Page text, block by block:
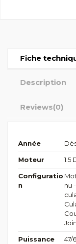
Fiche
Description
Reviews(0)
Année
Moteur 1.5
Configuratio
n
nu
Puissance 47/